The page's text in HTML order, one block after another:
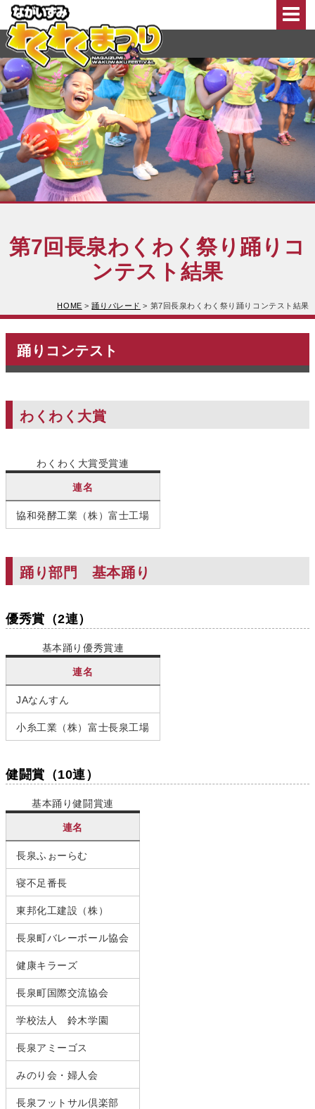
第7回長泉わくわく祭り踊りコ
ンテスト結果
HOME >踊りパレード > 第7回長泉わくわく祭り踊りコンテスト結果
踊りコンテスト
わくわく大賞
わくわく大賞受賞連
連名
協和発酵工業（株）富士工場
踊り部門 基本踊り
優秀賞（2連）
基本踊り優秀賞連
連名
JAなんすん
小糸工業（株）富士長泉工場
健闘賞（10連）
基本踊り健闘賞連
連名
長泉ふぉーらむ
寝不足番長
東邦化工建設（株）
長泉町バレーボール協会
健康キラーズ
長泉町国際交流協会
学校法人 鈴木学園
長泉アミーゴス
みのり会・婦人会
長泉フットサル倶楽部